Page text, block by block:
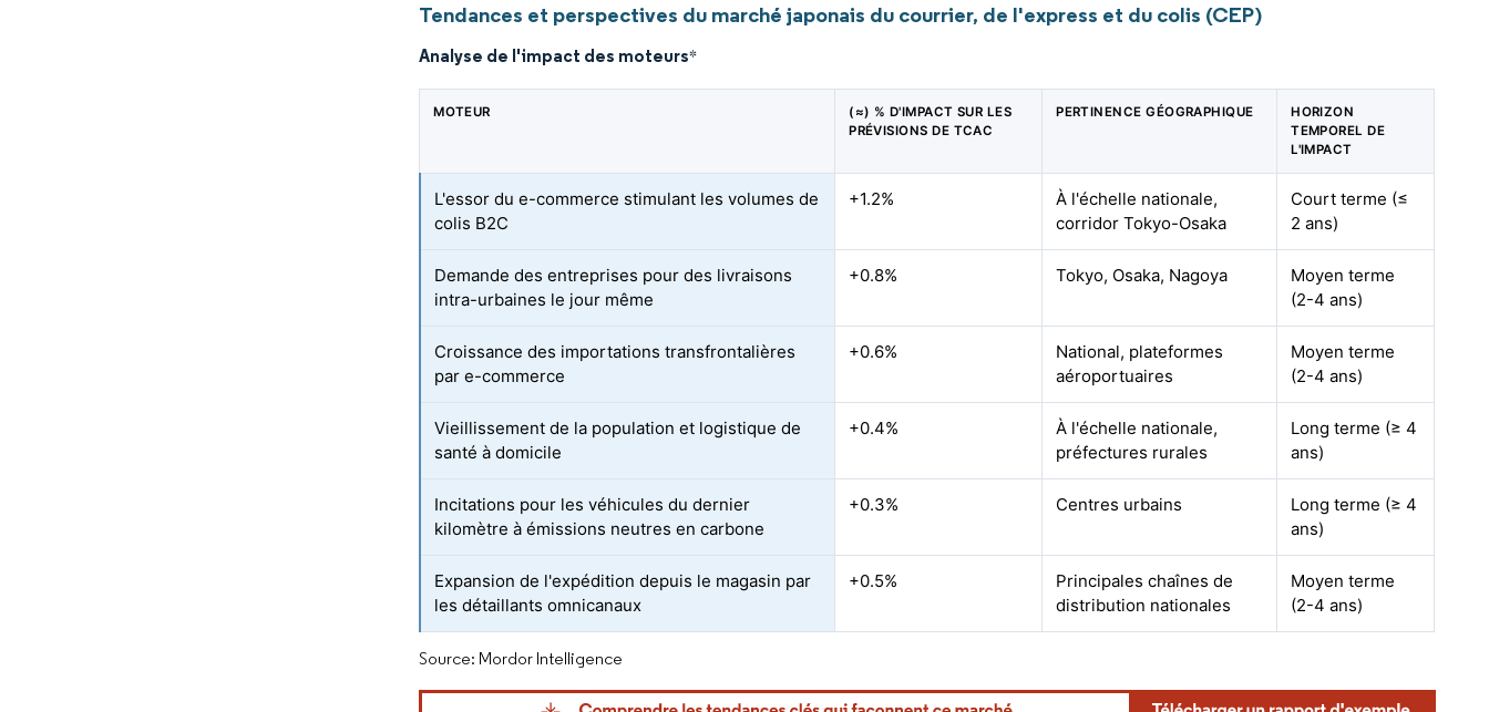
Tendances et perspectives du marché japonais du courrier, de l'express et du colis (CEP)
Analyse de l'impact des moteurs*
MOTEUR
(≈) % D'IMPACT SUR LES
PRÉVISIONS DE TCAC
PERTINENCE GÉOGRAPHIQUE
HORIZON
TEMPOREL DE
L'IMPACT
L'essor du e-commerce stimulant les volumes de
colis B2C
+1.2%
À l'échelle nationale,
corridor Tokyo-Osaka
Court terme (≤
2 ans)
Demande des entreprises pour des livraisons
intra-urbaines le jour même
+0.8% Tokyo, Osaka, Nagoya
Moyen terme
(2-4 ans)
Croissance des importations transfrontalières
par e-commerce
+0.6%
National, plateformes
aéroportuaires
Moyen terme
(2-4 ans)
Vieillissement de la population et logistique de
santé à domicile
+0.4%
À l'échelle nationale,
préfectures rurales
Long terme (≥ 4
ans)
Incitations pour les véhicules du dernier
kilomètre à émissions neutres en carbone
+0.3% Centres urbains
Long terme (≥ 4
ans)
Expansion de l'expédition depuis le magasin par
les détaillants omnicanaux
+0.5%
Principales chaînes de
distribution nationales
Moyen terme
(2-4 ans)
Source: Mordor Intelligence